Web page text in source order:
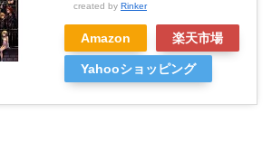
created by Rinker
Amazon 楽天市場
Yahooショッピング